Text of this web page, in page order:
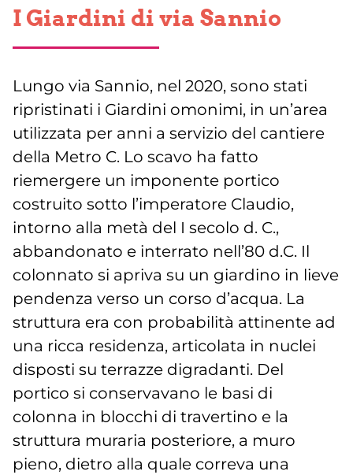
I Giardini di via Sannio
Lungo via Sannio, nel 2020, sono stati
ripristinati i Giardini omonimi, in un’area
utilizzata per anni a servizio del cantiere
della Metro C. Lo scavo ha fatto
riemergere un imponente portico
costruito sotto l’imperatore Claudio,
intorno alla metà del I secolo d. C.,
abbandonato e interrato nell’80 d.C. Il
colonnato si apriva su un giardino in lieve
pendenza verso un corso d’acqua. La
struttura era con probabilità attinente ad
una ricca residenza, articolata in nuclei
disposti su terrazze digradanti. Del
portico si conservavano le basi di
colonna in blocchi di travertino e la
struttura muraria posteriore, a muro
pieno, dietro alla quale correva una